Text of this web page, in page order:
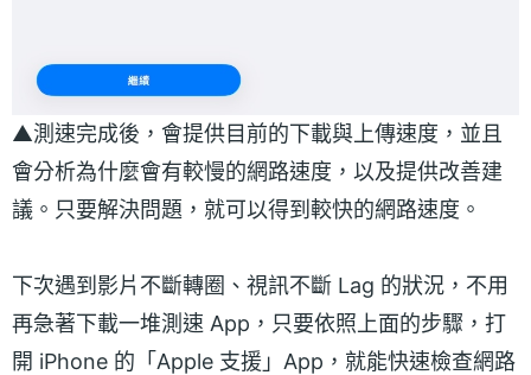
▲測速完成後，會提供目前的下載與上傳速度，並且
會分析為什麼會有較慢的網路速度，以及提供改善建
議。只要解決問題，就可以得到較快的網路速度。
下次遇到影片不斷轉圈、視訊不斷 Lag 的狀況，不用
再急著下載一堆測速 App，只要依照上面的步驟，打
開 iPhone 的「Apple 支援」App，就能快速檢查網路